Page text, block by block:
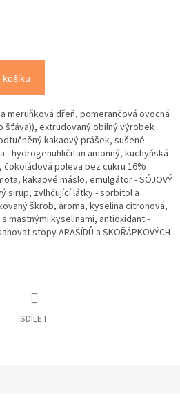
košíku
meruňková dřeň, pomerančová ovocná
šťáva)), extrudovaný obilný výrobek
kakaový prášek, sušené
- hydrogenuhličitan amonný, kuchyňská
poleva bez cukru 16%
kakaové máslo, emulgátor - SÓJOVÝ
sirup, zvlhčující látky - sorbitol a
škrob, aroma, kyselina citronová,
mastnými kyselinami, antioxidant -
stopy ARAŠÍDŮ a SKOŘÁPKOVÝCH
SDÍLET